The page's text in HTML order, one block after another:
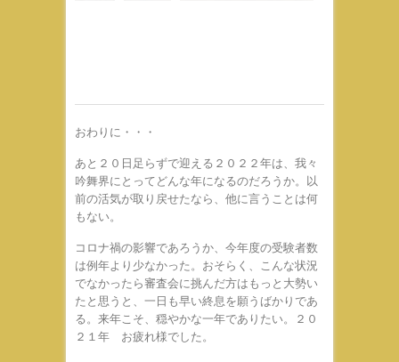
おわりに・・・
あと２０日足らずで迎える２０２２年は、我々
吟舞界にとってどんな年になるのだろうか。以
前の活気が取り戻せたなら、他に言うことは何
もない。
コロナ禍の影響であろうか、今年度の受験者数
は例年より少なかった。おそらく、こんな状況
でなかったら審査会に挑んだ方はもっと大勢い
たと思うと、一日も早い終息を願うばかりであ
る。来年こそ、穏やかな一年でありたい。２０
２１年 お疲れ様でした。